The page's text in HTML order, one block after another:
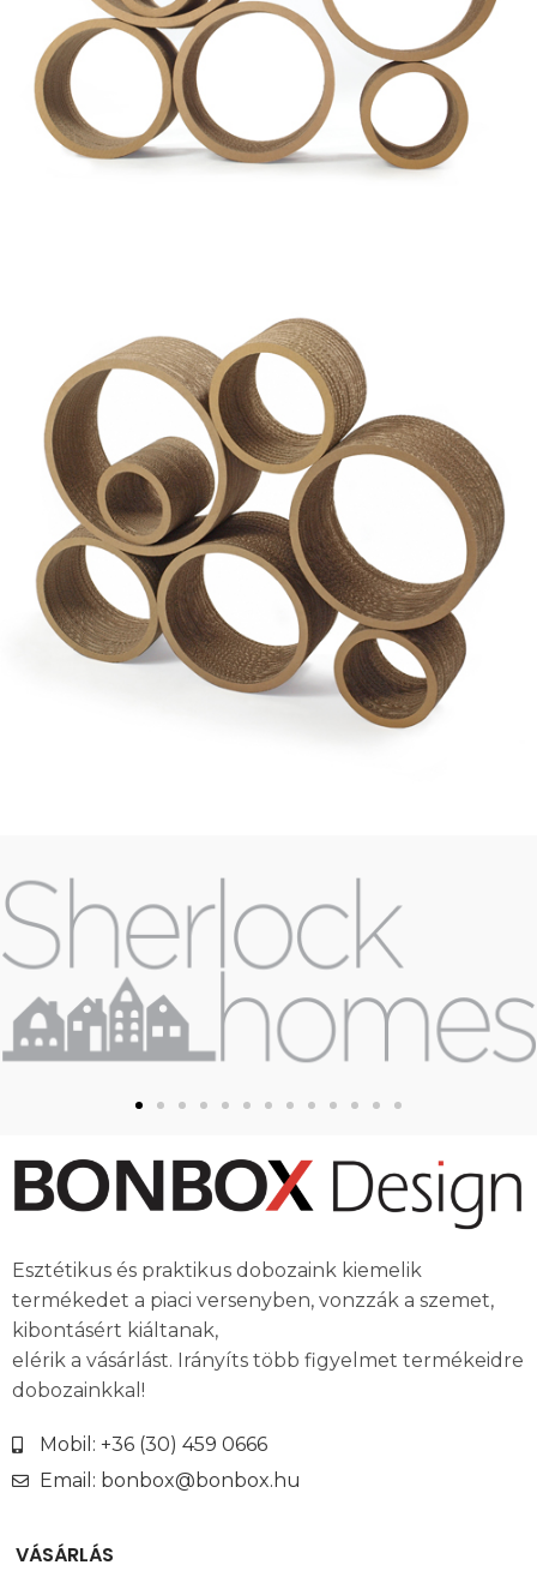
Esztétikus és praktikus dobozaink kiemelik
termékedet a piaci versenyben, vonzzák a szemet,
kibontásért kiáltanak,
elérik a vásárlást. Irányíts több figyelmet termékeidre
dobozainkkal!
Mobil: +36 (30) 459 0666
Email: bonbox@bonbox.hu
VÁSÁRLÁS